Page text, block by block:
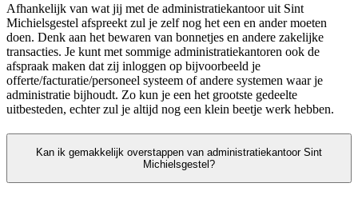
Afhankelijk van wat jij met de administratiekantoor uit Sint
Michielsgestel afspreekt zul je zelf nog het een en ander moeten
doen. Denk aan het bewaren van bonnetjes en andere zakelijke
transacties. Je kunt met sommige administratiekantoren ook de
afspraak maken dat zij inloggen op bijvoorbeeld je
offerte/facturatie/personeel systeem of andere systemen waar je
administratie bijhoudt. Zo kun je een het grootste gedeelte
uitbesteden, echter zul je altijd nog een klein beetje werk hebben.
Kan ik gemakkelijk overstappen van administratiekantoor Sint
Michielsgestel?